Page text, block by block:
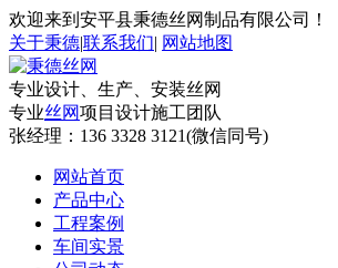
欢迎来到安平县秉德丝网制品有限公司！
关于秉德|联系我们| 网站地图
专业设计、生产、安装丝网
专业丝网项目设计施工团队
张经理： 136 3328 3121(微信同号)
网站首页
产品中心
工程案例
车间实景